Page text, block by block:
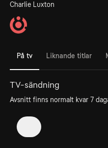
Charlie Luxton
På tv Liknande titlar
TV-sändning
Avsnitt finns normalt kvar 7